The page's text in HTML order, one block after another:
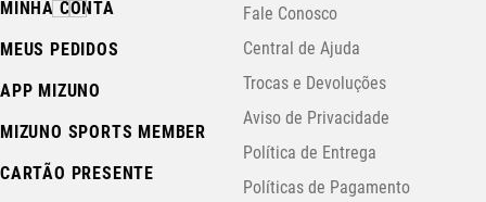
MINHA CONTA
MEUS PEDIDOS
APP MIZUNO
MIZUNO SPORTS MEMBER
CARTÃO PRESENTE
Fale Conosco
Central de Ajuda
Trocas e Devoluções
Aviso de Privacidade
Política de Entrega
Políticas de Pagamento